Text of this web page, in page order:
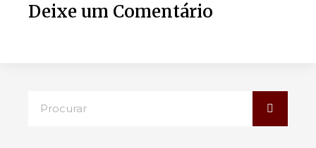
Deixe um Comentário